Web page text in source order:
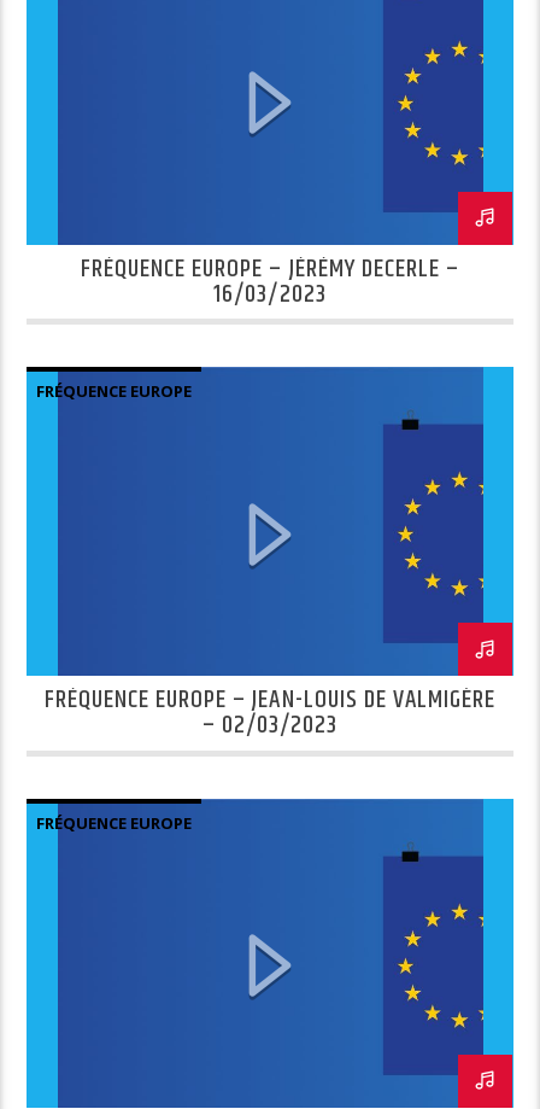
FRÉQUENCE EUROPE – JÉRÉMY DECERLE –
16/03/2023
FRÉQUENCE EUROPE
FRÉQUENCE EUROPE – JEAN-LOUIS DE VALMIGÈRE
– 02/03/2023
FRÉQUENCE EUROPE